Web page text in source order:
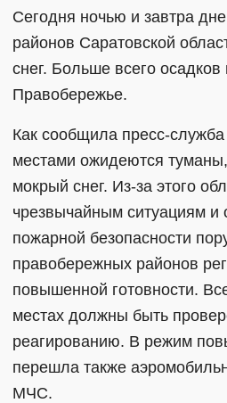
Сегодня ночью и завтра
районов Саратовской
снег. Больше всего осадков
Правобережье.
Как сообщила пресс-
местами ожидеются
мокрый снег. Из-за этого
чрезвычайным ситуациям и
пожарной безопасности
правобережных районов
повышенной готовности.
местах должны быть
реагированию. В режим
перешла также
МЧС.